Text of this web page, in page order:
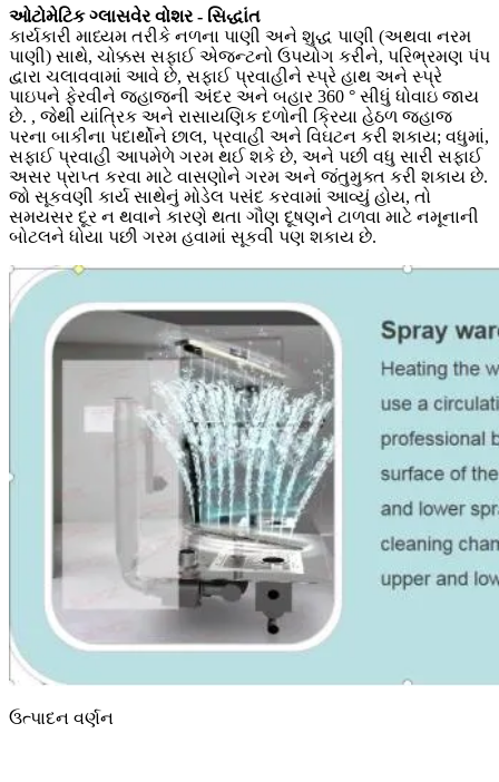
ઓટોમેટિક ગ્લાસવેર વોશર - સિદ્ધાંત
કાર્યકારી માધ્યમ તરીકે નળના પાણી અને શુદ્ધ પાણી (અથવા નરમ
પાણી) સાથે, ચોક્કસ સફાઈ એજન્ટનો ઉપયોગ કરીને, પરિભ્રમણ પંપ
દ્વારા ચલાવવામાં આવે છે, સફાઈ પ્રવાહીને સ્પ્રે હાથ અને સ્પ્રે
પાઇપને ફેરવીને જહાજની અંદર અને બહાર 360 ° સીધું ધોવાઇ જાય
છે. , જેથી યાંત્રિક અને રાસાયણિક દળોની ક્રિયા હેઠળ જહાજ
પરના બાકીના પદાર્થોને છાલ, પ્રવાહી અને વિઘટન કરી શકાય; વધુમાં,
સફાઈ પ્રવાહી આપમેળે ગરમ થઈ શકે છે, અને પછી વધુ સારી સફાઈ
અસર પ્રાપ્ત કરવા માટે વાસણોને ગરમ અને જંતુમુક્ત કરી શકાય છે.
જો સૂકવણી કાર્ય સાથેનું મોડેલ પસંદ કરવામાં આવ્યું હોય, તો
સમયસર દૂર ન થવાને કારણે થતા ગૌણ દૂષણને ટાળવા માટે નમૂનાની
બોટલને ધોયા પછી ગરમ હવામાં સૂકવી પણ શકાય છે.
ઉત્પાદન વર્ણન